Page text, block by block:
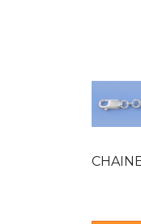
CHAINE